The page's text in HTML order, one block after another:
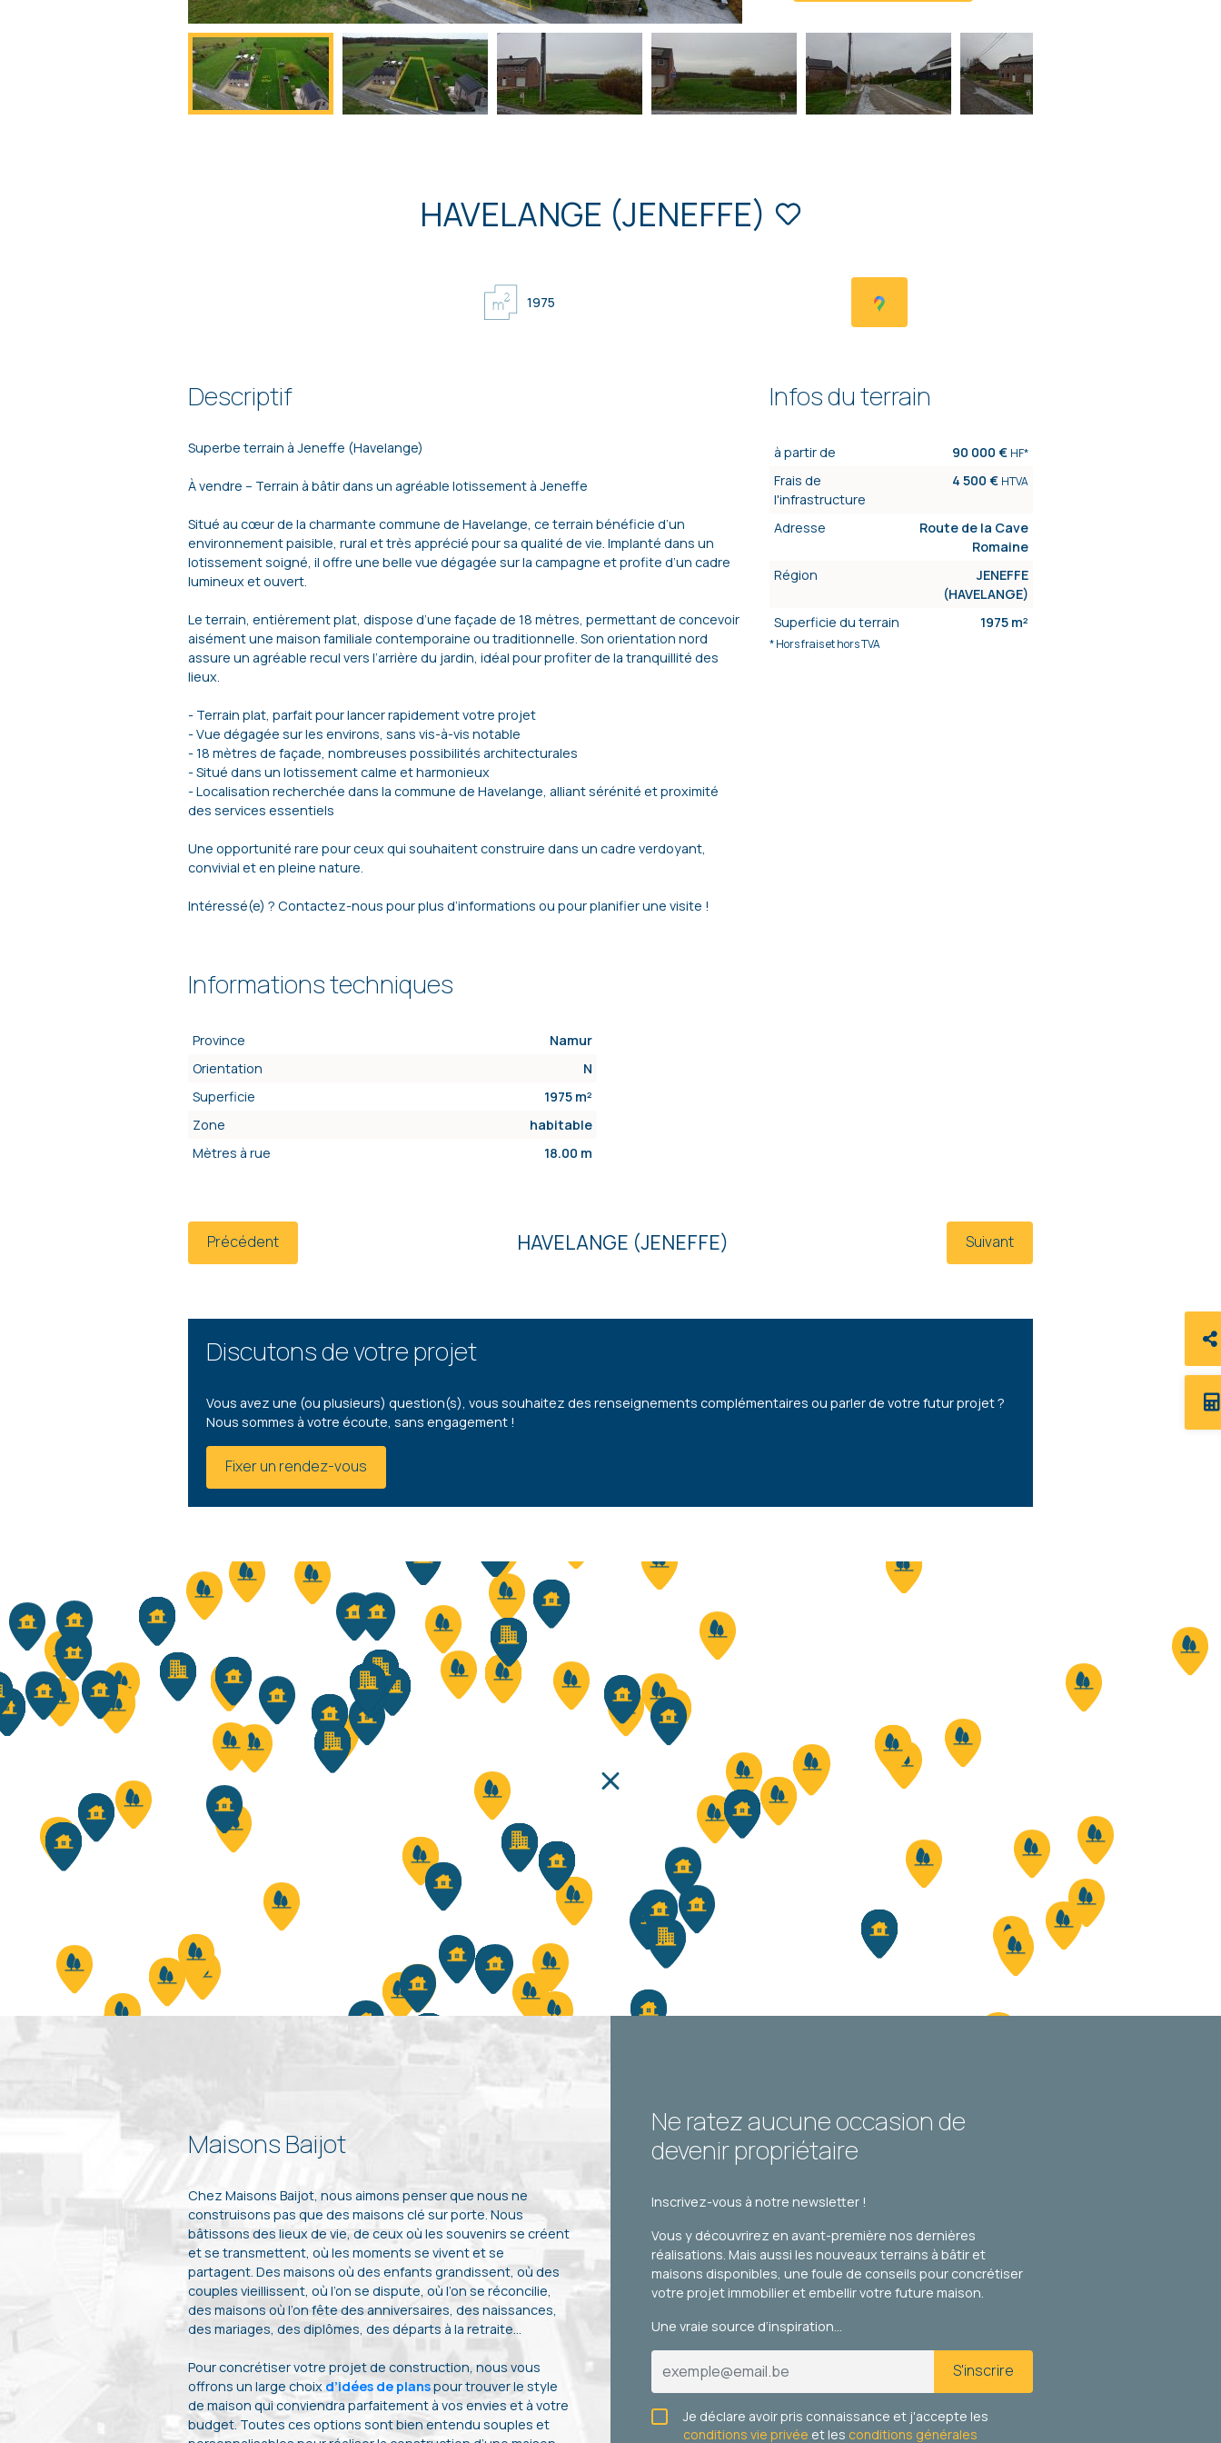
HAVELANGE (JENEFFE)
1975
Descriptif
Superbe terrain à Jeneffe (Havelange)
À vendre – Terrain à bâtir dans un agréable lotissement à Jeneffe
Situé au cœur de la charmante commune de Havelange, ce terrain bénéficie d’un
environnement paisible, rural et très apprécié pour sa qualité de vie. Implanté dans un
lotissement soigné, il offre une belle vue dégagée sur la campagne et profite d’un cadre
lumineux et ouvert.
Le terrain, entièrement plat, dispose d’une façade de 18 mètres, permettant de concevoir
aisément une maison familiale contemporaine ou traditionnelle. Son orientation nord
assure un agréable recul vers l’arrière du jardin, idéal pour profiter de la tranquillité des
lieux.
- Terrain plat, parfait pour lancer rapidement votre projet
- Vue dégagée sur les environs, sans vis-à-vis notable
- 18 mètres de façade, nombreuses possibilités architecturales
- Situé dans un lotissement calme et harmonieux
- Localisation recherchée dans la commune de Havelange, alliant sérénité et proximité
des services essentiels
Une opportunité rare pour ceux qui souhaitent construire dans un cadre verdoyant,
convivial et en pleine nature.
Intéressé(e) ? Contactez-nous pour plus d’informations ou pour planifier une visite !
Infos du terrain
à partir de 90 000 € HF*
Frais de
l'infrastructure
4 500 € HTVA
Adresse
Route de la Cave
Romaine
Région
JENEFFE
(HAVELANGE)
Superficie du terrain
1975 m²
* Hors frais et hors TVA
Informations techniques
Province
Namur
Orientation
N
Superficie
1975 m²
Zone
habitable
Mètres à rue
18.00 m
Précédent HAVELANGE (JENEFFE) Suivant
Discutons de votre projet
Vous avez une (ou plusieurs) question(s), vous souhaitez des renseignements complémentaires ou parler de votre futur projet ?
Nous sommes à votre écoute, sans engagement !
Fixer un rendez-vous
Maisons Baijot
Chez Maisons Baijot, nous aimons penser que nous ne
construisons pas que des maisons clé sur porte. Nous
bâtissons des lieux de vie, de ceux où les souvenirs se créent
et se transmettent, où les moments se vivent et se
partagent. Des maisons où des enfants grandissent, où des
couples vieillissent, où l’on se dispute, où l’on se réconcilie,
des maisons où l’on fête des anniversaires, des naissances,
des mariages, des diplômes, des départs à la retraite…
Pour concrétiser votre projet de construction, nous vous
offrons un large choixd’idées de planspour trouver le style
de maison qui conviendra parfaitement à vos envies et à votre
budget. Toutes ces options sont bien entendu souples et
Ne ratez aucune occasion de
devenir propriétaire
Inscrivez-vous à notre newsletter !
Vous y découvrirez en avant-première nos dernières
réalisations. Mais aussi les nouveaux terrains à bâtir et
maisons disponibles, une foule de conseils pour concrétiser
votre projet immobilier et embellir votre future maison.
Une vraie source d’inspiration…
S'inscrire
Je déclare avoir pris connaissance et j'accepte les
conditions vie privée et les conditions générales